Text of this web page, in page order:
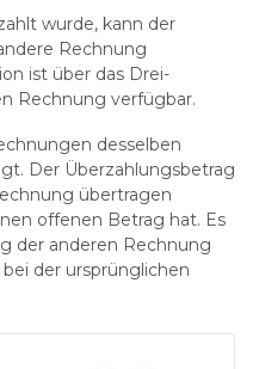
wurde, kann der
Rechnung
ist über das Drei-
Rechnung verfügbar.
desselben
Der Überzahlungsbetrag
übertragen
offenen Betrag hat. Es
der anderen Rechnung
der ursprünglichen